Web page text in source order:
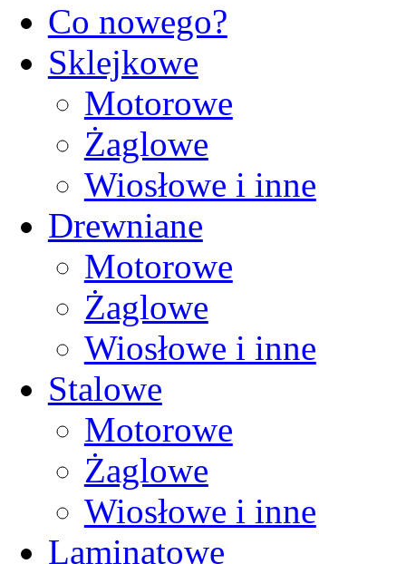
Co nowego?
Sklejkowe
Motorowe
Żaglowe
Wiosłowe i inne
Drewniane
Motorowe
Żaglowe
Wiosłowe i inne
Stalowe
Motorowe
Żaglowe
Wiosłowe i inne
Laminatowe